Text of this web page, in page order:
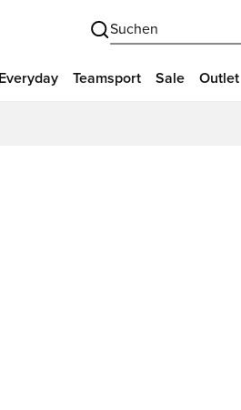
Suchen
Everyday Teamsport Sale Outlet